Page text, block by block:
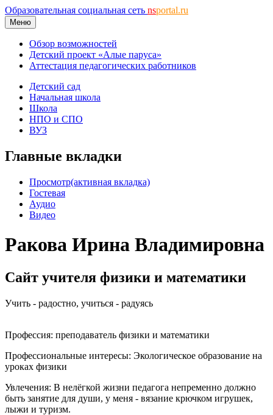
Образовательная социальная сеть nsportal.ru
Меню
Обзор возможностей
Детский проект «Алые паруса»
Аттестация педагогических работников
Детский сад
Начальная школа
Школа
НПО и СПО
ВУЗ
Главные вкладки
Просмотр(активная вкладка)
Гостевая
Аудио
Видео
Ракова Ирина Владимировна
Сайт учителя физики и математики
Учить - радостно, учиться - радуясь
Профессия: преподаватель физики и математики
Профессиональные интересы: Экологическое образование на
уроках физики
Увлечения: В нелёгкой жизни педагога непременно должно
быть занятие для души, у меня - вязание крючком игрушек,
лыжи и туризм.